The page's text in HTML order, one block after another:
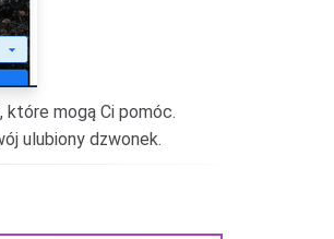
mogą Ci pomóc.
ulubiony dzwonek.